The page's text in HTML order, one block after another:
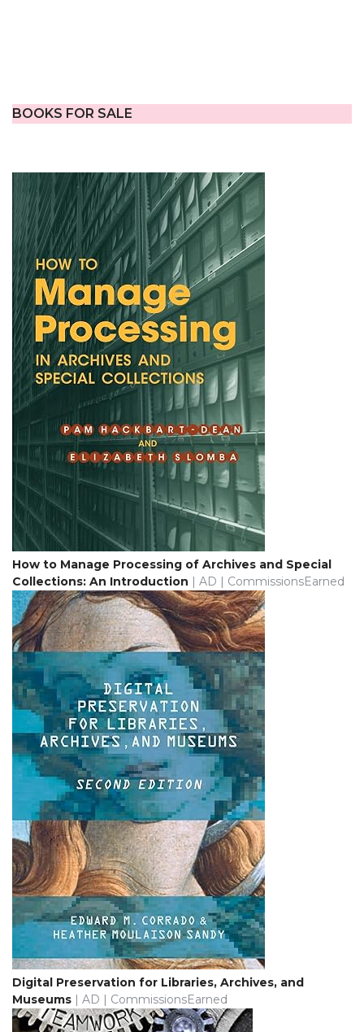
BOOKS FOR SALE
How to Manage Processing of Archives and Special
Collections: An Introduction | AD | CommissionsEarned
Digital Preservation for Libraries, Archives, and
Museums | AD | CommissionsEarned